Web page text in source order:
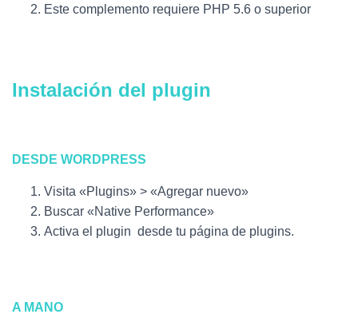
Este complemento requiere PHP 5.6 o superior
Instalación del plugin
DESDE WORDPRESS
Visita «Plugins» > «Agregar nuevo»
Buscar «Native Performance»
Activa el plugin desde tu página de plugins.
A MANO